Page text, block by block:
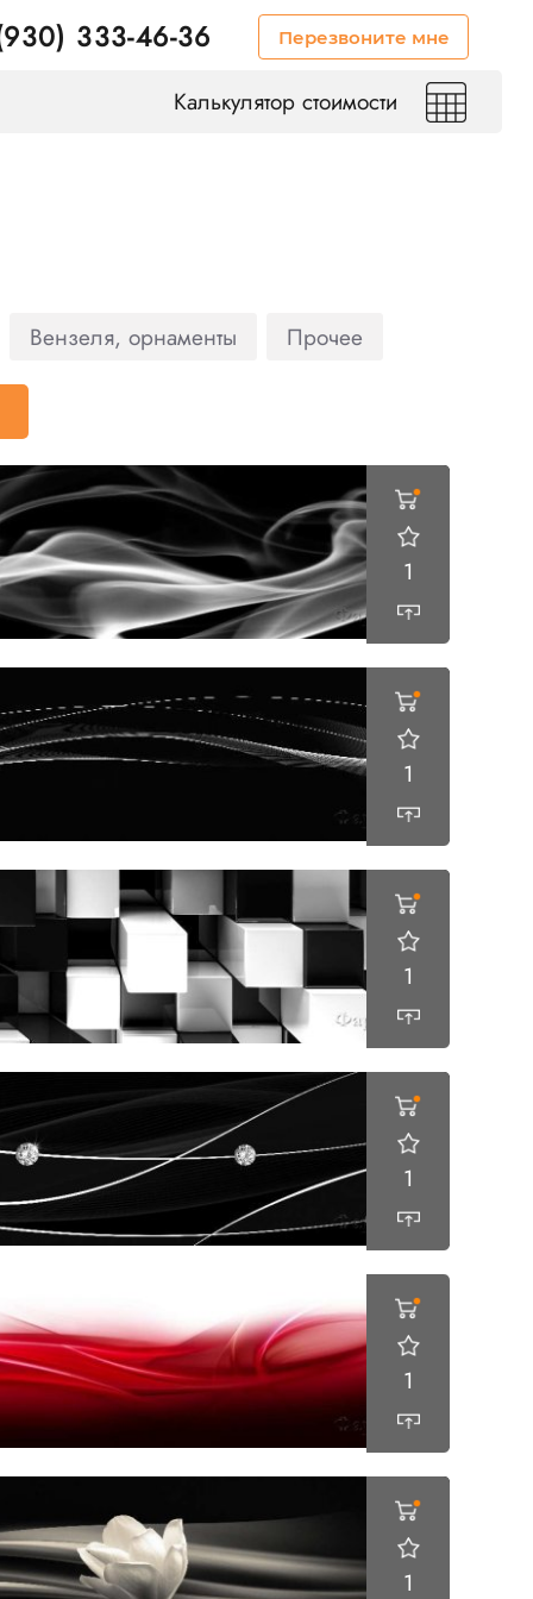
333-46-36 Перезвоните мне
Калькулятор стоимости
Вензеля, орнаменты Прочее
1
1
1
1
1
1